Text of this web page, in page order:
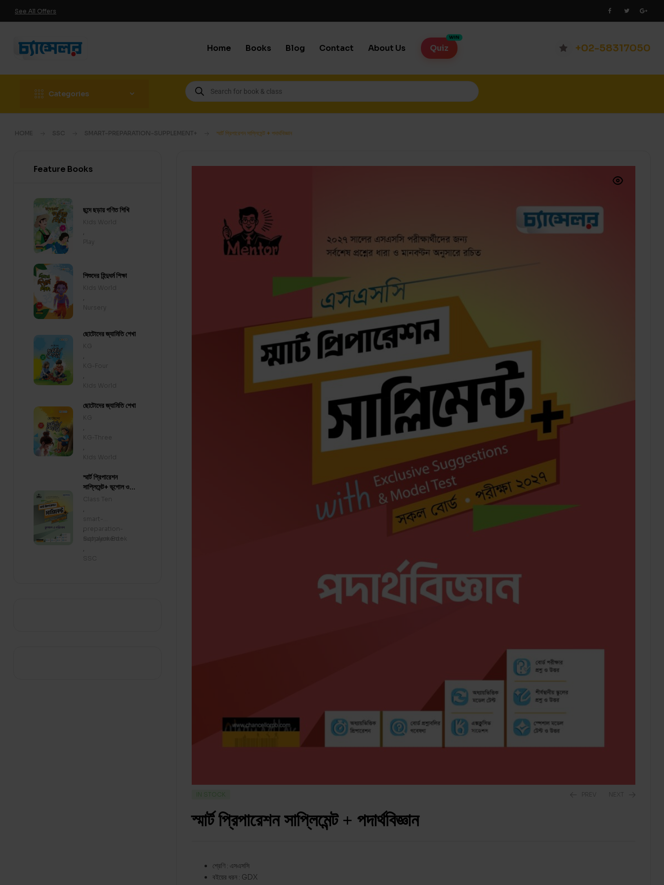
See All Offers
Home Books Blog Contact About Us Quiz +02-58317050
Categories
HOME SSC SMART-PREPARATION-SUPPLEMENT+ স্মার্ট প্রিপারেশন সাপ্লিমেন্ট + পদার্থবিজ্ঞান
IN STOCK PREV NEXT
স্মার্ট প্রিপারেশন সাপ্লিমেন্ট + পদার্থবিজ্ঞান
শ্রেণি : এসএসসি
বইয়ের ধরন : GDX
Feature Books
ছন্দে ছড়ায় গণিত শিখি
Kids World
Play
শিশুদের হিন্দুধর্ম শিক্ষা
Kids World
Nursery
ছোটোদের জ্যামিতি শেখা
KG
,
KG-Four
,
Kids World
ছোটোদের জ্যামিতি শেখা
KG
,
KG-Three
,
Kids World
স্মার্ট প্রিপারেশন
সাপ্লিমেন্ট+ ভূগোল ও
পরিবেশ
Class Ten
,
smart-
preparation-
supplement+
,
Sohayok Book
,